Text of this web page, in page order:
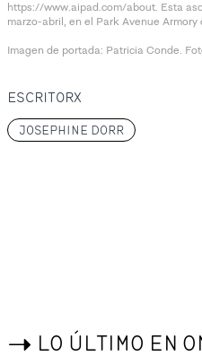
https://www.aipad.com/about. Esta
marzo-abril, en el Park Avenue Armory
Imagen de portada: Patricia Conde.
ESCRITORX
JOSEPHINE DORR
-> LO ÚLTIMO EN